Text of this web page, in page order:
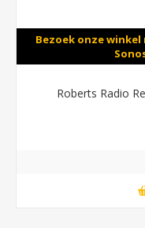
Bezoek onze winkel
Roberts Radio